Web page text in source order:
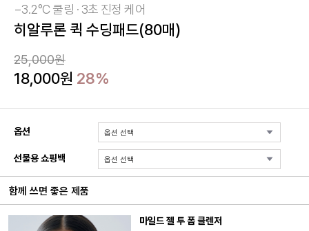
−3.2°C 쿨링 · 3초 진정 케어
히알루론 퀵 수딩패드(80매)
25,000원
18,000원 28%
옵션
선물용 쇼핑백
함께 쓰면 좋은 제품
마일드 젤 투 폼 클렌저